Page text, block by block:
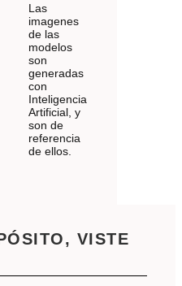
Las
imagenes
de las
modelos
son
generadas
con
Inteligencia
Artificial, y
son de
referencia
de ellos.
VISTE